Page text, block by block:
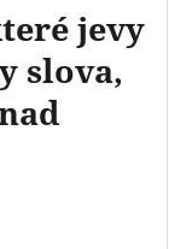
jevy
slova,